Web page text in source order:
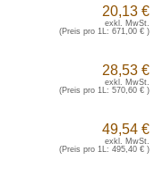
20,13 €
exkl. MwSt.
(Preis pro 1L: 671,00 €)
28,53 €
exkl. MwSt.
(Preis pro 1L: 570,60 €)
49,54 €
exkl. MwSt.
(Preis pro 1L: 495,40 €)